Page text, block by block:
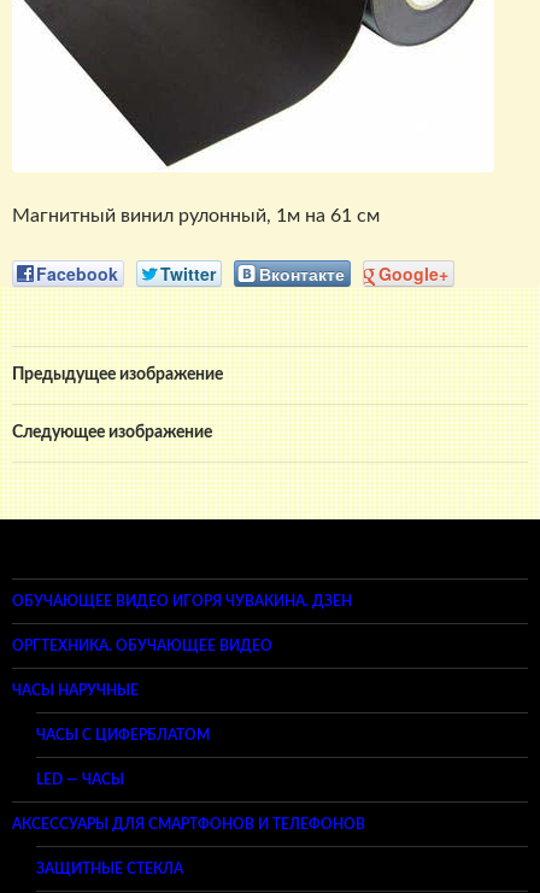
Магнитный винил рулонный, 1м на 61 см
Facebook Twitter Вконтакте Google+
Предыдущее изображение
Следующее изображение
ОБУЧАЮЩЕЕ ВИДЕО ИГОРЯ ЧУВАКИНА. ДЗЕН
ОРГТЕХНИКА. ОБУЧАЮЩЕЕ ВИДЕО
ЧАСЫ НАРУЧНЫЕ
ЧАСЫ С ЦИФЕРБЛАТОМ
LED — ЧАСЫ
АКСЕССУАРЫ ДЛЯ СМАРТФОНОВ И ТЕЛЕФОНОВ
ЗАЩИТНЫЕ СТЕКЛА